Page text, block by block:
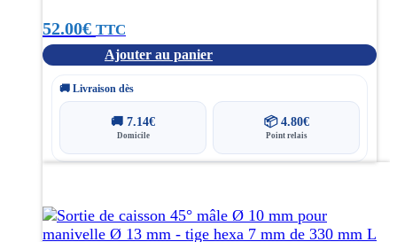
52.00€ TTC
Ajouter au panier
🚚 Livraison dès
🚚7.14€
Domicile
📦 4.80€
Point relais